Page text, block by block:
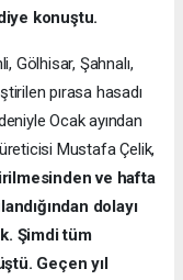
konuştu.
Gölhisar, Şahnalı,
pırasa hasadı
Ocak ayından
Mustafa Çelik,
ve hafta
dolayı
Şimdi tüm
Geçen yıl